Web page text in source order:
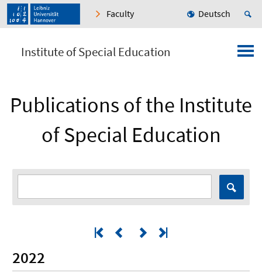
Faculty Deutsch
Institute of Special Education
Publications of the Institute
of Special Education
2022